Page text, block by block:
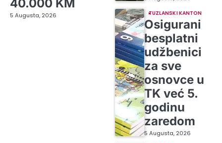
40.000 KM
5 Augusta, 2026 TUZLANSKI KANTON
Osigurani
besplatni
udžbenici
za sve
osnovce u
TK već 5.
godinu
zaredom
5 Augusta, 2026